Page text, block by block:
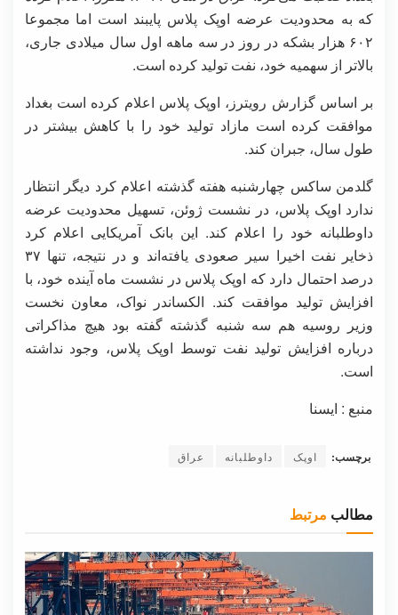
که به محدودیت عرضه اوپک پلاس پایبند است اما مجموعا
۶۰۲ هزار بشکه در روز در سه ماهه اول سال میلادی جاری،
بالاتر از سهمیه خود، نفت تولید کرده است.
بر اساس گزارش رویترز، اوپک پلاس اعلام کرده است بغداد
موافقت کرده است مازاد تولید خود را با کاهش بیشتر در
طول سال، جبران کند.
گلدمن ساکس چهارشنبه هفته گذشته اعلام کرد دیگر انتظار
ندارد اوپک پلاس، در نشست ژوئن، تسهیل محدودیت عرضه
داوطلبانه خود را اعلام کند. این بانک آمریکایی اعلام کرد
ذخایر نفت اخیرا سیر صعودی یافته‌اند و در نتیجه، تنها ۳۷
درصد احتمال دارد که اوپک پلاس در نشست ماه آینده خود، با
افزایش تولید موافقت کند. الکساندر نواک، معاون نخست
وزیر روسیه هم سه شنبه گذشته گفته بود هیچ مذاکراتی
درباره افزایش تولید نفت توسط اوپک پلاس، وجود نداشته
است.
منبع : ایسنا
برچسب: اوپک داوطلبانه عراق
مطالب مرتبط